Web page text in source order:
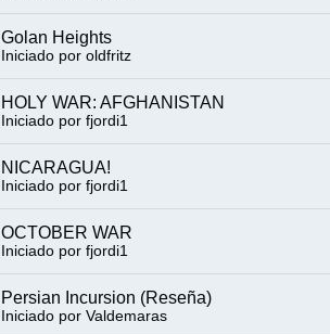
Golan Heights
Iniciado por oldfritz
HOLY WAR: AFGHANISTAN
Iniciado por fjordi1
NICARAGUA!
Iniciado por fjordi1
OCTOBER WAR
Iniciado por fjordi1
Persian Incursion (Reseña)
Iniciado por Valdemaras